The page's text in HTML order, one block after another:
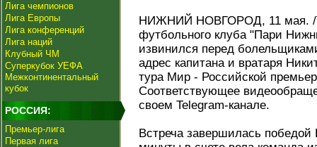
Лига чемпионов
Лига Европы
Лига конференций
Лига наций
Клубный ЧМ
Суперкубок УЕФА
Межконтинентальный
кубок
РОССИЯ:
Премьер-лига
Первая лига
НИЖНИЙ НОВГОРОД, 11 мая. /
футбольного клуба "Пари
извинился перед
адрес капитана и вратаря
тура Мир - Российской
Соответствующее
своем Telegram-канале.
Встреча завершилась